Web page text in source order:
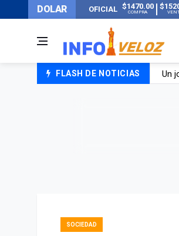
DOLAR OFICIAL $1470.00
COMPRA
FLASH DE NOTICIAS
Un
SOCIEDAD